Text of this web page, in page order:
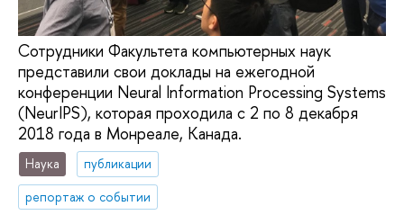
Сотрудники Факультета компьютерных наук
представили свои доклады на ежегодной
конференции Neural Information Processing Systems
(NeurIPS), которая проходила с 2 по 8 декабря
2018 года в Монреале, Канада.
Наука
публикации
репортаж о событии